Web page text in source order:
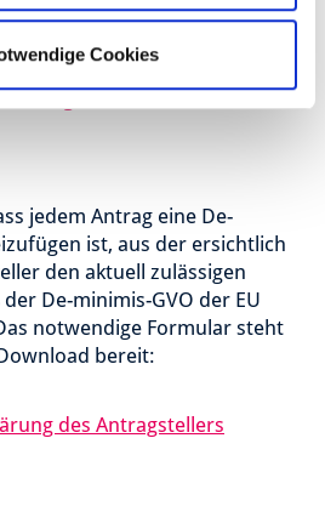
Cookies
im Rahmen des
„Hameln handelt!“ –
jedem Antrag eine De-
ist, aus der ersichtlich
den aktuell zulässigen
De-minimis-GVO der EU
notwendige Formular steht
bereit:
des Antragstellers